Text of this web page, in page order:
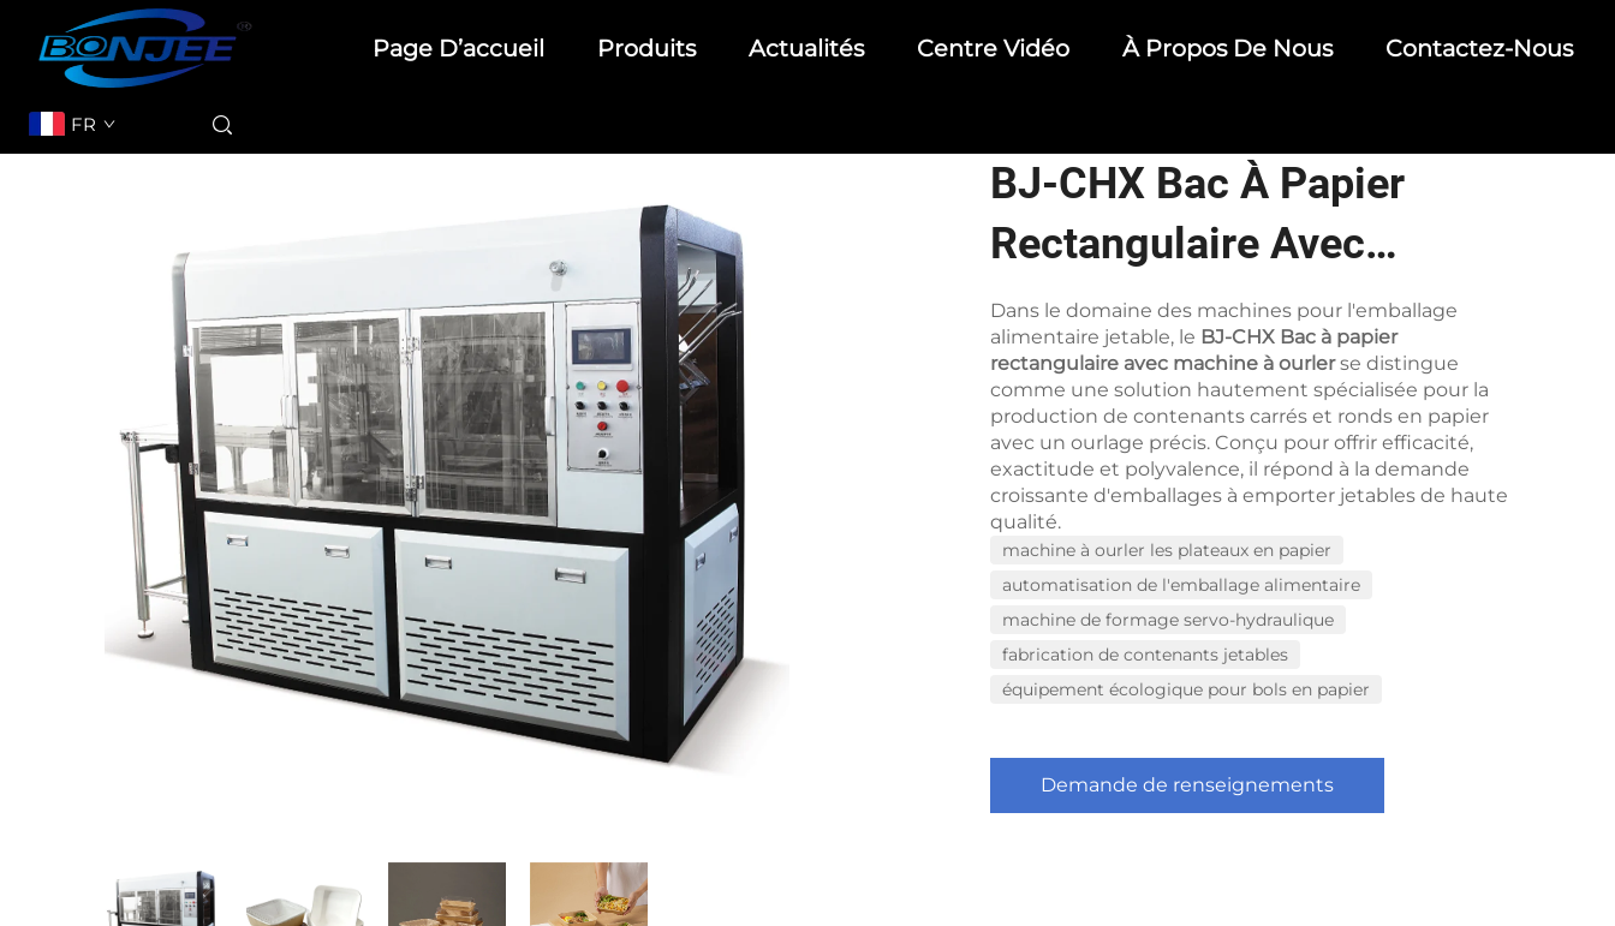
Page D’accueil Produits Actualités Centre Vidéo À Propos De Nous Contactez-Nous
FR
BJ-CHX Bac À Papier
Rectangulaire Avec
Machine À Ourler
Dans le domaine des machines pour l'emballage
alimentaire jetable, le BJ-CHX Bac à papier
rectangulaire avec machine à ourlerse distingue
comme une solution hautement spécialisée pour la
production de contenants carrés et ronds en papier
avec un ourlage précis. Conçu pour offrir efficacité,
exactitude et polyvalence, il répond à la demande
croissante d'emballages à emporter jetables de haute
qualité.
machine à ourler les plateaux en papier
automatisation de l'emballage alimentaire
machine de formage servo-hydraulique
fabrication de contenants jetables
équipement écologique pour bols en papier
Demande de renseignements